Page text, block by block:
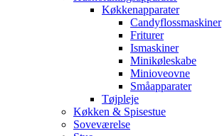
Køkkenapparater
Candyflossmaskiner
Friturer
Ismaskiner
Minikøleskabe
Minioveovne
Småapparater
Tøjpleje
Køkken & Spisestue
Soveværelse